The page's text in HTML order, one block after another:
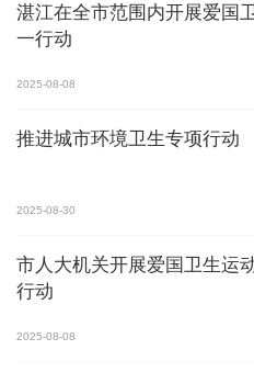
湛江在全市范围内开展爱国
一行动
2025-08-08
推进城市环境卫生专项行动
2025-08-30
市人大机关开展爱国卫生运
行动
2025-08-08